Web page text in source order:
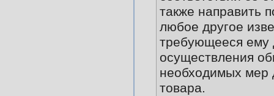
также направить
любое другое
требующееся ему
осуществления
необходимых мер
товара.